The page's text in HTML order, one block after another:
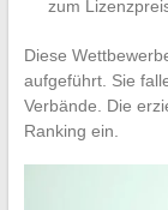
zum
Diese
aufgeführt. Sie
Verbände. Die
Ranking ein.